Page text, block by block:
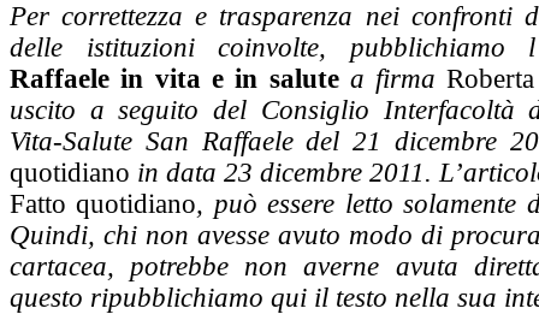
Per correttezza e trasparenza nei confronti
delle istituzioni coinvolte, pubblichiamo
Raffaele in vita e in salutea firma
uscito a seguito del Consiglio Interfacoltà
Vita-Salute San Raffaele del 21 dicembre
quotidiano in data 23 dicembre 2011.
Fatto quotidiano, può essere letto solamente
Quindi, chi non avesse avuto modo di
cartacea, potrebbe non averne avuta
questo ripubblichiamo qui il testo nella sua